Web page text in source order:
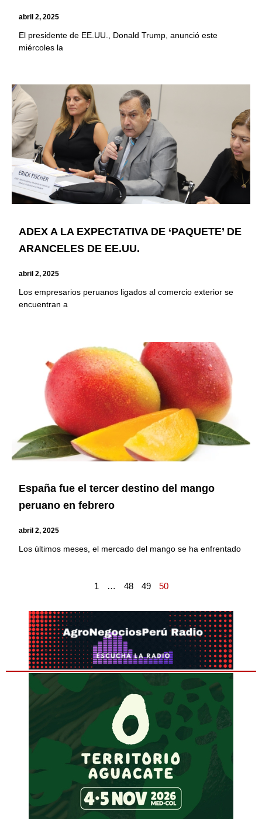
abril 2, 2025
El presidente de EE.UU., Donald Trump, anunció este
miércoles la
ADEX A LA EXPECTATIVA DE ‘PAQUETE’ DE
ARANCELES DE EE.UU.
abril 2, 2025
Los empresarios peruanos ligados al comercio exterior se
encuentran a
España fue el tercer destino del mango
peruano en febrero
abril 2, 2025
Los últimos meses, el mercado del mango se ha enfrentado
1 … 48 49 50